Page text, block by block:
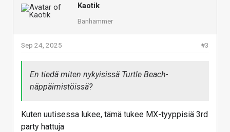
Kaotik
Banhammer
#3
Sep 24, 2025
En tiedä miten nykyisissä Turtle Beach-
näppäimistöissä?
Kuten uutisessa lukee, tämä tukee MX-tyyppisiä 3rd
party hattuja